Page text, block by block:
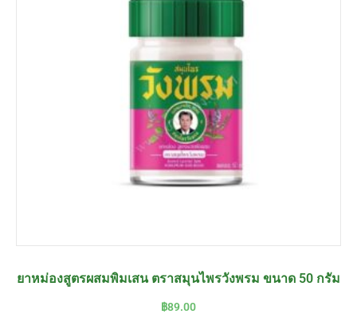
ยาหม่องสูตรผสมพิมเสน ตราสมุนไพรวังพรม ขนาด 50 กรัม
฿89.00